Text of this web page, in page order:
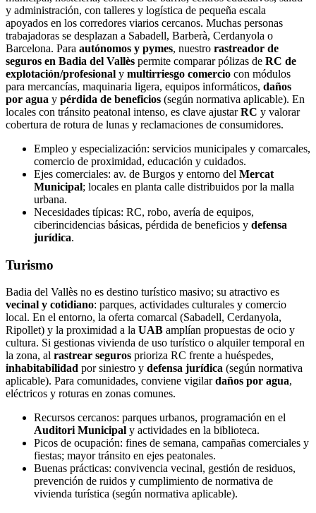
y administración, con talleres y logística de pequeña escala
apoyados en los corredores viarios cercanos. Muchas personas
trabajadoras se desplazan a Sabadell, Barberà, Cerdanyola o
Barcelona. Para autónomos y pymes, nuestro rastreador de
seguros en Badia del Vallès permite comparar pólizas de RC de
explotación/profesional y multirriesgo comercio con módulos
para mercancías, maquinaria ligera, equipos informáticos, daños
por agua y pérdida de beneficios (según normativa aplicable). En
locales con tránsito peatonal intenso, es clave ajustarRC y valorar
cobertura de rotura de lunas y reclamaciones de consumidores.
Empleo y especialización: servicios municipales y comarcales,
comercio de proximidad, educación y cuidados.
Ejes comerciales: av. de Burgos y entorno del Mercat
Municipal; locales en planta calle distribuidos por la malla
urbana.
Necesidades típicas: RC, robo, avería de equipos,
ciberincidencias básicas, pérdida de beneficios y defensa
jurídica.
Turismo
Badia del Vallès no es destino turístico masivo; su atractivo es
vecinal y cotidiano: parques, actividades culturales y comercio
local. En el entorno, la oferta comarcal (Sabadell, Cerdanyola,
Ripollet) y la proximidad a la UAB amplían propuestas de ocio y
cultura. Si gestionas vivienda de uso turístico o alquiler temporal en
la zona, al rastrear seguros prioriza RC frente a huéspedes,
inhabitabilidad por siniestro y defensa jurídica (según normativa
aplicable). Para comunidades, conviene vigilardaños por agua,
eléctricos y roturas en zonas comunes.
Recursos cercanos: parques urbanos, programación en el
Auditori Municipal y actividades en la biblioteca.
Picos de ocupación: fines de semana, campañas comerciales y
fiestas; mayor tránsito en ejes peatonales.
Buenas prácticas: convivencia vecinal, gestión de residuos,
prevención de ruidos y cumplimiento de normativa de
vivienda turística (según normativa aplicable).